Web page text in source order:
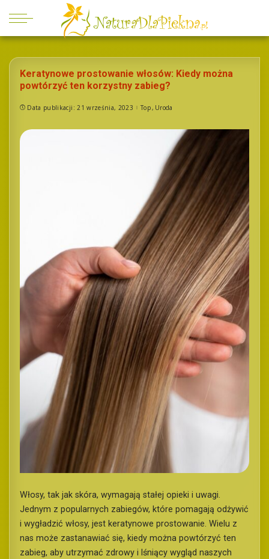
Keratynowe prostowanie włosów: Kiedy można
powtórzyć ten korzystny zabieg?
Data publikacji: 21 września, 2023 Top Uroda
Włosy, tak jak skóra, wymagają stałej opieki i uwagi.
Jednym z popularnych zabiegów, które pomagają odżywić
i wygładzić włosy, jest keratynowe prostowanie. Wielu z
nas może zastanawiać się, kiedy można powtórzyć ten
zabieg, aby utrzymać zdrowy i lśniący wygląd naszych